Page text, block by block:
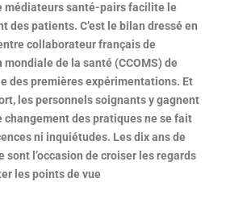
médiateurs santé-pairs facilite le
des patients. C’est le bilan dressé en
collaborateur français de
mondiale de la santé (CCOMS) de
des premières expérimentations. Et
les personnels soignants y gagnent
changement des pratiques ne se fait
ni inquiétudes. Les dix ans de
l’occasion de croiser les regards
les points de vue